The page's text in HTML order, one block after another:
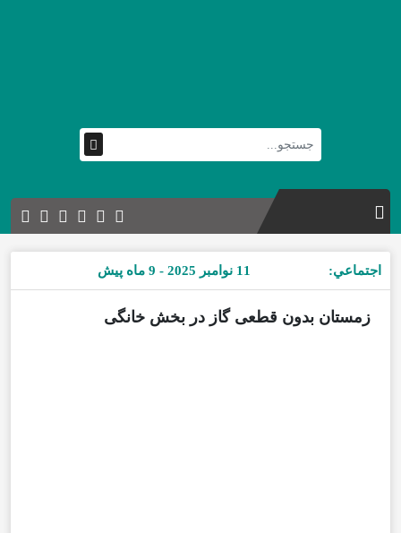
اجتماعي: 11 نوامبر 2025 - 9 ماه پیش
زمستان بدون قطعی گاز در بخش خانگی